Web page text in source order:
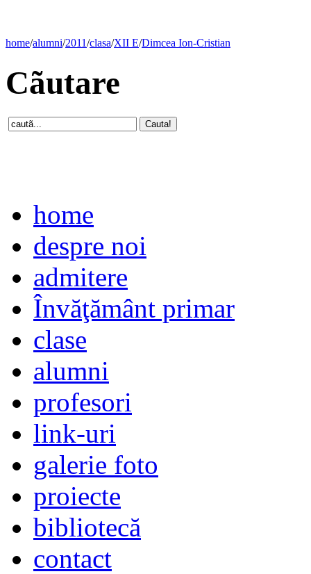
home/alumni/2011/clasa/XII E/Dimcea Ion-Cristian
Cãutare
home
despre noi
admitere
Învăţământ primar
clase
alumni
profesori
link-uri
galerie foto
proiecte
bibliotecă
contact